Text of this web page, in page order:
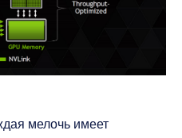
мелочь имеет